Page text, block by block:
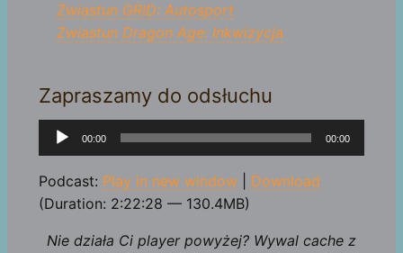
Zwiastun GRID: Autosport
Zwiastun Dragon Age: Inkwizycja
Zapraszamy do odsłuchu
Odtwarzacz
plików
dźwiękowych
00:00 00:00
Podcast: Play in new window| Download
(Duration: 2:22:28 — 130.4MB)
Nie działa Ci player powyżej? Wywal cache z